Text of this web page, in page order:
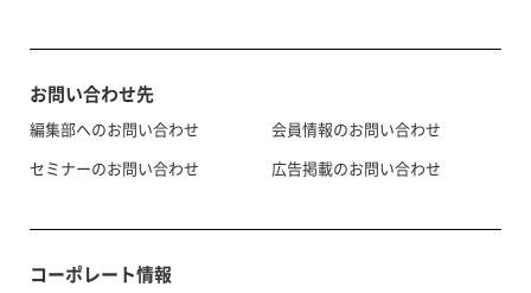
お問い合わせ先
編集部へのお問い合わせ
セミナーのお問い合わせ
会員情報のお問い合わせ
広告掲載のお問い合わせ
コーポレート情報